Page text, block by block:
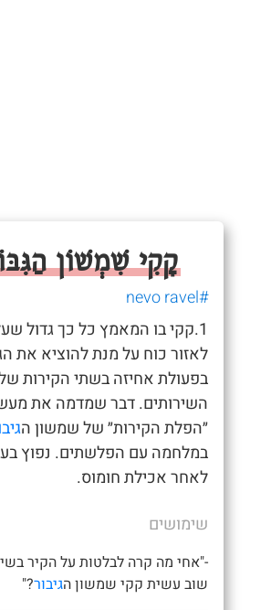
קָקִי שִׁמְשׁוֹן
#nevo ravel
1.קקי בו המאמץ כל כך גדול
לאזור כוח על מנת להוציא את
בפעולת אחיזה בשתי הקירות
השירותים. דבר שמדמה את
״הפלת הקירות״ של שמשון ה
במלחמה עם הפלשתים. נפוץ
לאחר אכילת חומוס.
שימושים
-"אחי מה קרה לבלטות על הקיר
שוב עשית קקי שמשון הגיבור?"